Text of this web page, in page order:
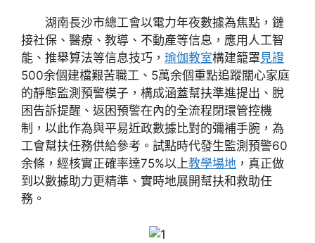
湖南長沙市總工會以電力年夜數據為焦點，鏈
接社保、醫療、教導、不動產等信息，應用人工智
能、推舉算法等信息技巧， 瑜伽教室構建籠罩見證
500余個建檔艱苦職工、5萬余個重點追蹤關心家庭
的靜態監測預警模子，構成涵蓋幫扶準進提出、脫
困告訴提醒、返困預警在內的全流程閉環管控機
制，以此作為與平易近政數據比對的彌補手腕，為
工會幫扶任務供給參考。試點時代發生監測預警60
余條，經核實正確率達75%以上教學場地 ，真正做
到以數據助力更精準、實時地展開幫扶和救助任
務。